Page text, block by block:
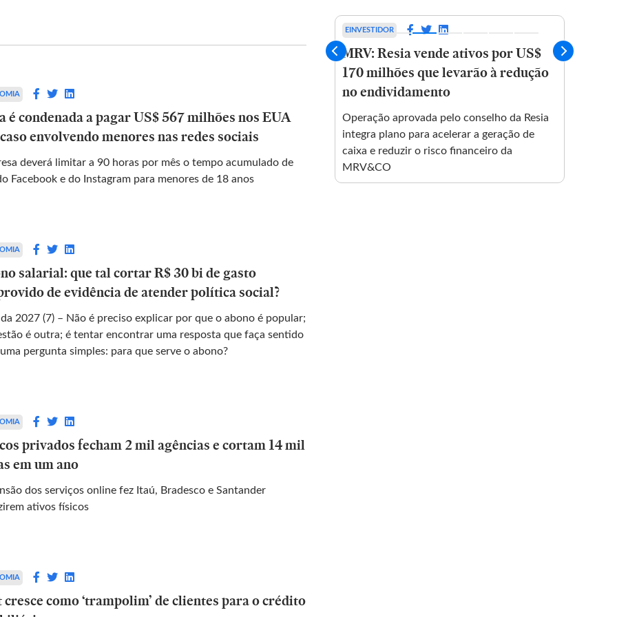
é condenada a pagar US$ 567 milhões nos EUA
envolvendo menores nas redes sociais
deverá limitar a 90 horas por mês o tempo acumulado de
Facebook e do Instagram para menores de 18 anos
salarial: que tal cortar R$ 30 bi de gasto
de evidência de atender política social?
2027 (7) – Não é preciso explicar por que o abono é popular;
é outra; é tentar encontrar uma resposta que faça sentido
pergunta simples: para que serve o abono?
privados fecham 2 mil agências e cortam 14 mil
em um ano
dos serviços online fez Itaú, Bradesco e Santander
ativos físicos
como ‘trampolim’ de clientes para o crédito
continua
Técnico reclama que Felipe Fernandes de
Lima não deixou o jogo correr na Neo
EINVESTIDOR
MRV: Resia vende ativos por US$
170 milhões que levarão à redução
no endividamento
Operação aprovada pelo conselho da Resia
integra plano para acelerar a geração de
caixa e reduzir o risco financeiro da
MRV&CO